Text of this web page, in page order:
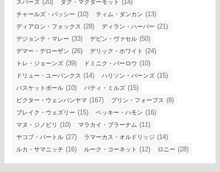
スパーズ (20) ダグ・マクダーモット (14)
チャールズ・バッシー (10) ティム・ダンカン (13)
ディアロン・フォックス (28) ディラン・ハーパー (21)
デジョンテ・マレー (33) デビン・ヴァセル (50)
デマー・デローザン (26) デリック・ホワイト (24)
トレ・ジョーンズ (39) ドミニク・バーロウ (10)
ドリュー・ユーバンクス (14) ハリソン・バーンズ (15)
バスケットボール (10) パティ・ミルズ (15)
ビクター・ウェンバンヤマ (167) ブリン・フォーブス (8)
ブレイク・ウェズリー (15) ベッキー・ハモン (16)
マヌ・ジノビリ (10) マラカイ・ブラーナム (11)
ヤコブ・パートル (27) ラマーカス・オルドリッジ (14)
ルカ・サマニッチ (16) ルーク・コーネット (12) ロニー (28)